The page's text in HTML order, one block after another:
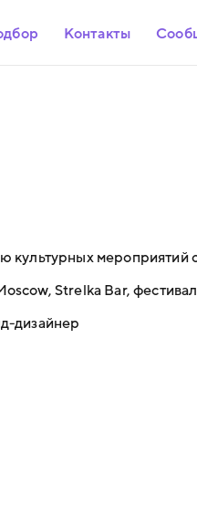
Контакты
мероприятий
Strelka Bar,
дизайнер